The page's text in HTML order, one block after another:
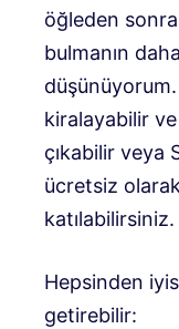
öğleden
bulmanın
düşünüyorum.
kiralayabilir
çıkabilir veya
ücretsiz
katılabilirsiniz.
Hepsinden
getirebilir: